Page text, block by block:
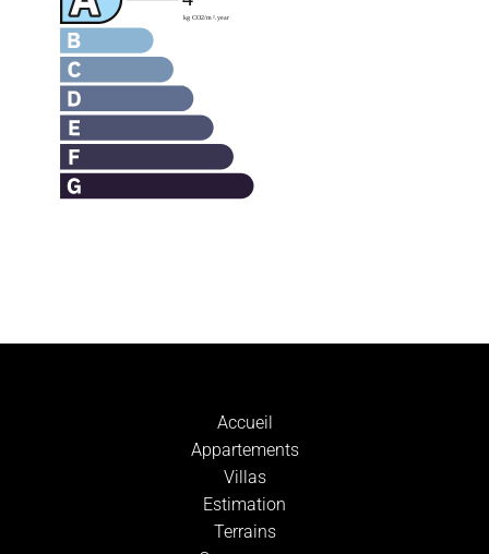
Accueil
Appartements
Villas
Estimation
Terrains